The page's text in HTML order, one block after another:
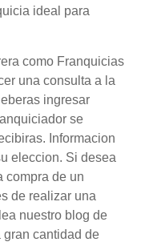
ideal para
como Franquicias
una consulta a la
ingresar
se
Informacion
eleccion. Si desea
compra de un
de realizar una
nuestro blog de
cantidad de